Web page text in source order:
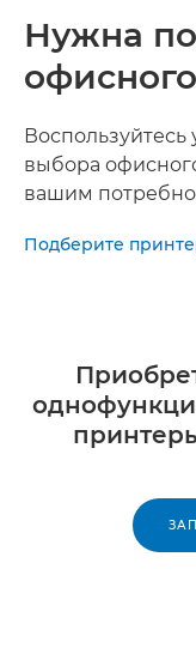
Нужна
выбора
вашим
Подберите